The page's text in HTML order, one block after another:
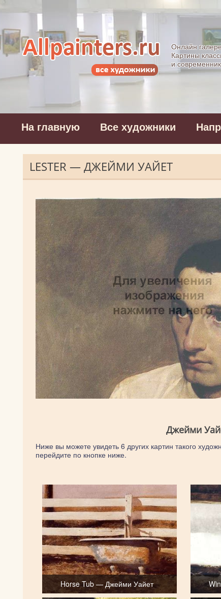
Allpainters.ru -
Онлайн
Картины
и
На главную Все художники
LESTER — ДЖЕЙМИ УАЙЕТ
Джейми
Ниже вы можете увидеть 6 других картин такого
перейдите по кнопке ниже.
Horse Tub — Джейми Уайет